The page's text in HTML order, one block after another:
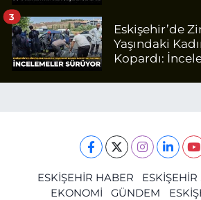
Eskişehir’de
Yaşındaki
Kopardı:
3
ESKİŞEHİR HABER
EKONOMİ
GÜNDEM